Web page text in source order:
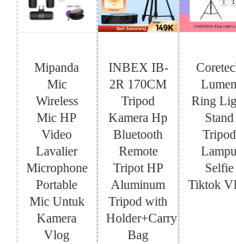
Mipanda
Mic
Wireless
Mic HP
Video
Lavalier
Microphone
Portable
Mic Untuk
Kamera
Vlog
INBEX IB-
2R 170CM
Tripod
Kamera Hp
Bluetooth
Remote
Tripot HP
Aluminum
Tripod with
Holder+Carry
Bag
Lumen
Ring
Stand
Tripod
Lampu
Selfie
Tiktok